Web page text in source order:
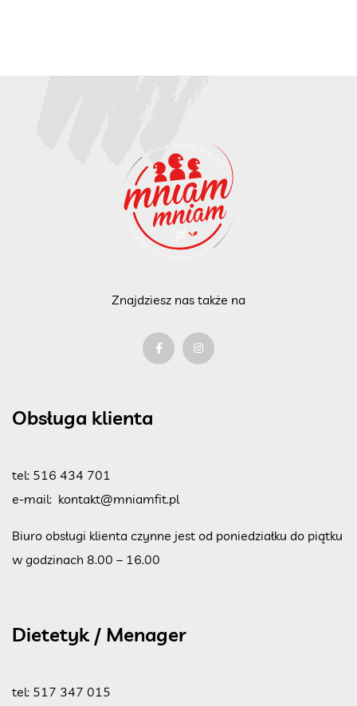
Znajdziesz nas także na
Obsługa klienta
tel: 516 434 701
e-mail: kontakt@mniamfit.pl
Biuro obsługi klienta czynne jest od poniedziałku do piątku
w godzinach 8.00 – 16.00
Dietetyk / Menager
tel: 517 347 015